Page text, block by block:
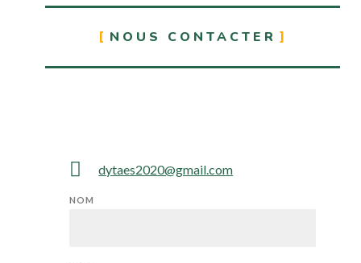
NOUS CONTACTER
dytaes2020@gmail.com
NOM